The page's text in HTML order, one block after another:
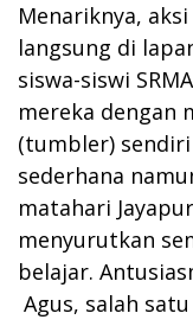
Menariknya,
langsung di
siswa-siswi
mereka dengan
(tumbler)
sederhana
matahari
menyurutkan
belajar.
Agus, salah